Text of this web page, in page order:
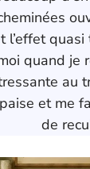
l’effet quasi
quand je
au
et me
de